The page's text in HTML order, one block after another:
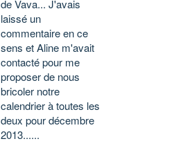
de Vava... J'avais
laissé un
commentaire en ce
sens et Aline m'avait
contacté pour me
proposer de nous
bricoler notre
calendrier à toutes les
deux pour décembre
2013......